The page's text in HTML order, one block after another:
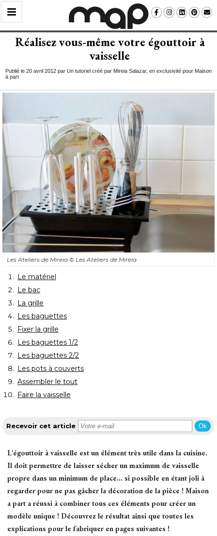
Réalisez vous-même votre égouttoir à
vaisselle
Publié le 20 avril 2012 par Un tutoriel créé par Mireia Salazar, en exclusivité pour Maison
à part
Les Ateliers de Mireia © Les Ateliers de Mireia
Le matériel
Le bac
La grille
Les baguettes
Fixer la grille
Les baguettes 1/2
Les baguettes 2/2
Les pots à couverts
Assembler le tout
Faire la vaisselle
Recevoir cet article Ok
L'égouttoir à vaisselle est un élément très utile dans la cuisine.
Il doit permettre de laisser sécher un maximum de vaisselle
propre dans un minimum de place... si possible en étant joli à
regarder pour ne pas gâcher la décoration de la pièce ! Maison
a part a réussi à combiner tous ces éléments pour créer un
modèle unique ! Découvrez le résultat ainsi que toutes les
explications pour le fabriquer en pages suivantes !